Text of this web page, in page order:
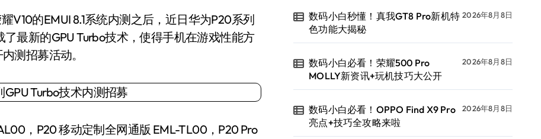
最新的GPU Turbo技术，使得手机在游戏性能方
测招募活动。
，P20 移动定制全网通版 EML-TL00，P20 Pro
数码小白秒懂！真我GT8 Pro新机特
色功能大揭秘
2026年8月8日
数码小白必看！荣耀500 Pro
MOLLY新资讯+玩机技巧大公开
2026年8月8日
数码小白必看！OPPO Find X9 Pro
亮点+技巧全攻略来啦
2026年8月8日